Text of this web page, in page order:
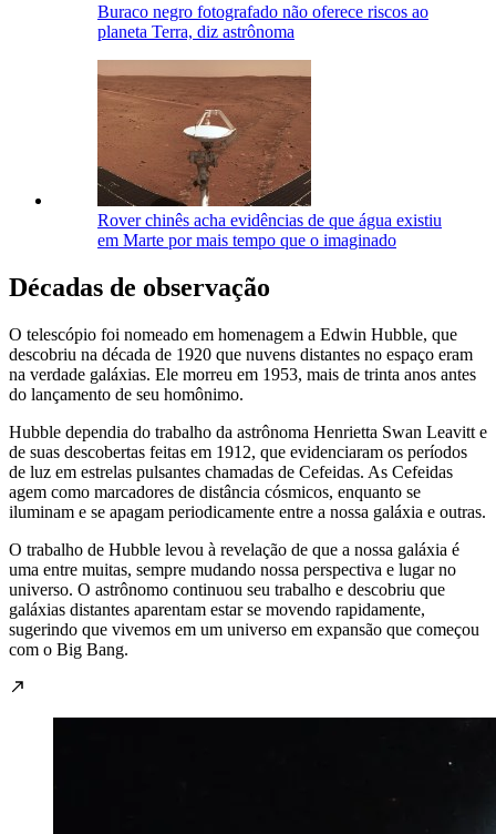
Buraco negro fotografado não oferece riscos ao
planeta Terra, diz astrônoma
Rover chinês acha evidências de que água existiu
em Marte por mais tempo que o imaginado
Décadas de observação
O telescópio foi nomeado em homenagem a Edwin Hubble, que
descobriu na década de 1920 que nuvens distantes no espaço eram
na verdade galáxias. Ele morreu em 1953, mais de trinta anos antes
do lançamento de seu homônimo.
Hubble dependia do trabalho da astrônoma Henrietta Swan Leavitt e
de suas descobertas feitas em 1912, que evidenciaram os períodos
de luz em estrelas pulsantes chamadas de Cefeidas. As Cefeidas
agem como marcadores de distância cósmicos, enquanto se
iluminam e se apagam periodicamente entre a nossa galáxia e outras.
O trabalho de Hubble levou à revelação de que a nossa galáxia é
uma entre muitas, sempre mudando nossa perspectiva e lugar no
universo. O astrônomo continuou seu trabalho e descobriu que
galáxias distantes aparentam estar se movendo rapidamente,
sugerindo que vivemos em um universo em expansão que começou
com o Big Bang.